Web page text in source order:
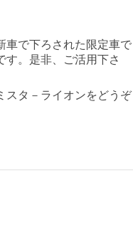
車で下ろされた限定車で
す。是非、ご活用下さ
スタ－ライオンをどうぞ